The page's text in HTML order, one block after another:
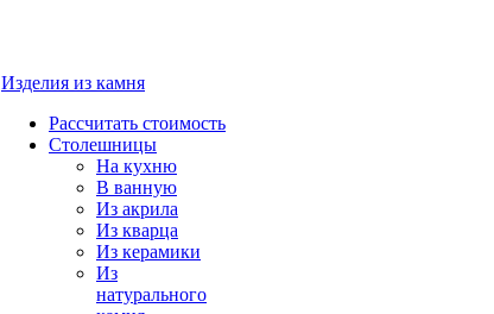
Изделия из камня
Рассчитать стоимость
Столешницы
На кухню
В ванную
Из акрила
Из кварца
Из керамики
Из
натурального